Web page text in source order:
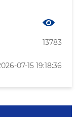
13783
07-15 19:18:36